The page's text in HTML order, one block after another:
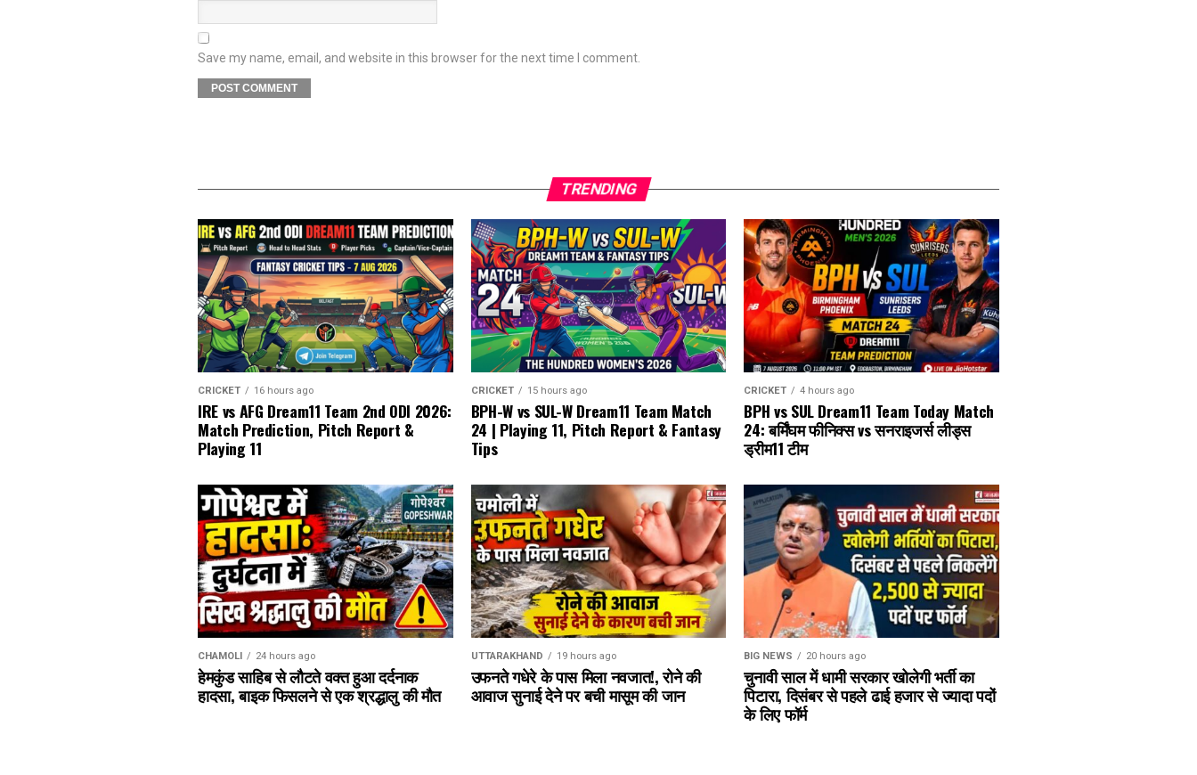
Save my name, email, and website in this browser for the next time I comment.
TRENDING
CRICKET 16 hours ago
IRE vs AFG Dream11 Team 2nd ODI 2026:
Match Prediction, Pitch Report &
Playing 11
CRICKET 15 hours ago
BPH-W vs SUL-W Dream11 Team Match
24 | Playing 11, Pitch Report & Fantasy
Tips
CRICKET 4 hours ago
BPH vs SUL Dream11 Team Today Match
24: बर्मिंघम फीनिक्स vs सनराइजर्स लीड्स
ड्रीम11 टीम
CHAMOLI 24 hours ago
हेमकुंड साहिब से लौटते वक्त हुआ दर्दनाक
हादसा, बाइक फिसलने से एक श्रद्धालु की मौत
UTTARAKHAND 19 hours ago
उफनते गधेरे के पास मिला नवजात!, रोने की
आवाज सुनाई देने पर बची मासूम की जान
BIG NEWS 20 hours ago
चुनावी साल में धामी सरकार खोलेगी भर्ती का
पिटारा, दिसंबर से पहले ढाई हजार से ज्यादा पदों
के लिए फॉर्म